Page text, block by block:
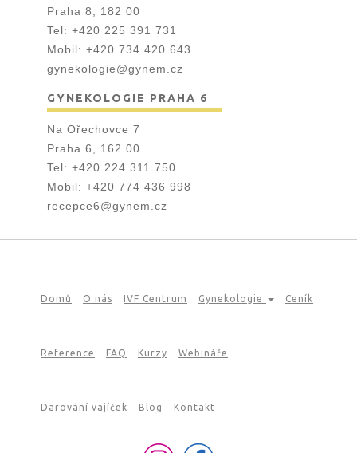
Praha 8, 182 00
Tel: +420 225 391 731
Mobil: +420 734 420 643
gynekologie@gynem.cz
GYNEKOLOGIE PRAHA 6
Na Ořechovce 7
Praha 6, 162 00
Tel: +420 224 311 750
Mobil: +420 774 436 998
recepce6@gynem.cz
Domů O nás IVF Centrum Gynekologie Ceník
Reference FAQ Kurzy Webináře
Darování vajíček Blog Kontakt